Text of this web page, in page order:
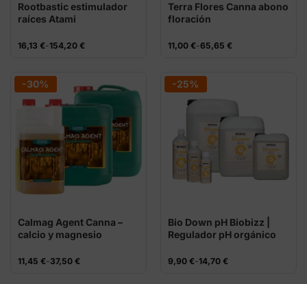
Rootbastic estimulador
raíces Atami
16,13 €-154,20 €
Rango
16,13 €
hasta
154,20 €
Terra Flores Canna abono
floración
11,00 €-65,65 €
Rango
de
11,00 €
hasta
65,65 €
-30%
Calmag Agent Canna –
calcio y magnesio
11,45 €-37,50 €
Rango
de
-25%
Bio Down pH Biobizz |
Regulador pH orgánico
9,90 €-14,70 €
Rango
de